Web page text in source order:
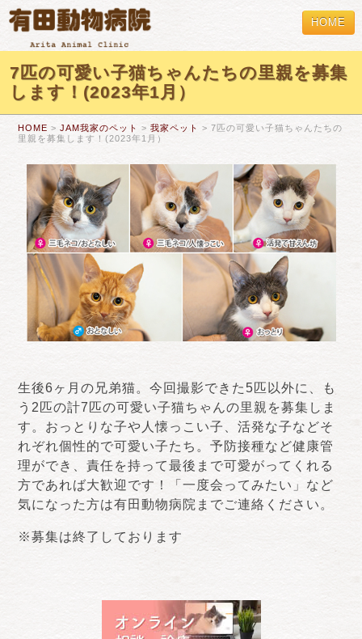
HOME
7匹の可愛い子猫ちゃんたちの里親を募集
します！(2023年1月）
HOME >JAM我家のペット >我家ペット > 7匹の可愛い子猫ちゃんたちの
里親を募集します！(2023年1月）
生後6ヶ月の兄弟猫。今回撮影できた5匹以外に、も
う2匹の計7匹の可愛い子猫ちゃんの里親を募集しま
す。おっとりな子や人懐っこい子、活発な子などそ
れぞれ個性的で可愛い子たち。予防接種など健康管
理ができ、責任を持って最後まで可愛がってくれる
方であれば大歓迎です！「一度会ってみたい」など
気になった方は有田動物病院までご連絡ください。
※募集は終了しております